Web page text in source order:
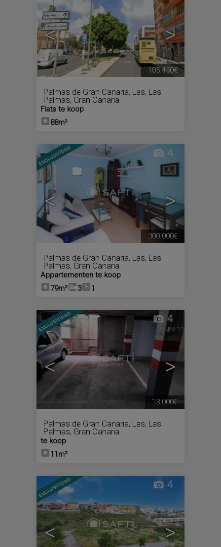
< >
Palmas de Gran Canaria, Las, Las
Palmas, Gran Canaria
Flats te koop
88m²
105.450€
< >
4
Palmas de Gran Canaria, Las, Las
Palmas, Gran Canaria
Appartementen te koop
79m²
3 1
300.000€
< >
4
Palmas de Gran Canaria, Las, Las
Palmas, Gran Canaria
te koop
11m²
13.000€
< >
4